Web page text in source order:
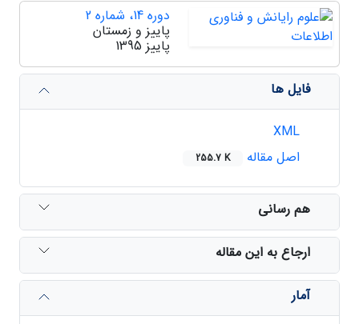
دوره 14، شماره 2
پاییز و زمستان
پاییز 1395
فایل ها
اصل مقاله
255.7 K
هم رسانی
ارجاع به این مقاله
آمار